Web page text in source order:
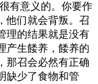
有意义的。你要作
他们就会背叛。召
理的结果就是没有
产生餧养，餧养的
那召会必然有正确
缺少了食物和管